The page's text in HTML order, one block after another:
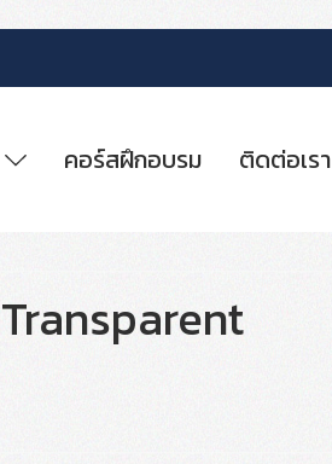
คอร์สฝึกอบรม ติดต่อเรา
Transparent